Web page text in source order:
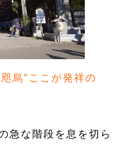
烏”ここが発祥の
急な階段を息を切ら